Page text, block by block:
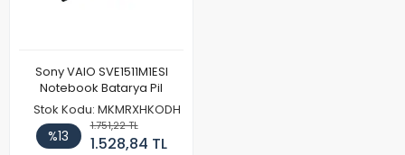
Sony VAIO SVE1511M1ESI
Notebook Batarya Pil
Stok Kodu: MKMRXHKODH
%13
1.751,22 TL
1.528,84 TL